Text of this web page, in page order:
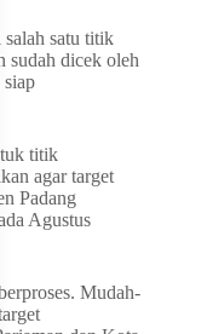
satu titik
sudah dicek oleh
siap
titik
agar target
Padang
Agustus
Mudah-